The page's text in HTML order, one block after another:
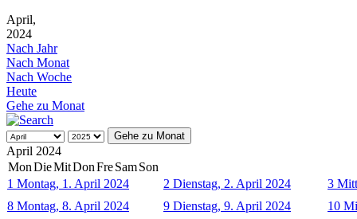
April,
2024
Nach Jahr
Nach Monat
Nach Woche
Heute
Gehe zu Monat
Gehe zu Monat
April 2024
MonDieMitDonFreSamSon
1 Montag, 1. April 2024 2 Dienstag, 2. April 2024 3
8 Montag, 8. April 2024 9 Dienstag, 9. April 2024 10